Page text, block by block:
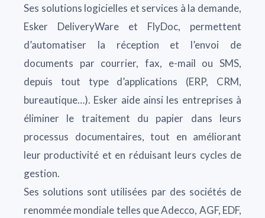
Ses solutions logicielles et services à la demande,
Esker DeliveryWare et FlyDoc, permettent
d’automatiser la réception et l’envoi de
documents par courrier, fax, e-mail ou SMS,
depuis tout type d’applications (ERP, CRM,
bureautique…). Esker aide ainsi les entreprises à
éliminer le traitement du papier dans leurs
processus documentaires, tout en améliorant
leur productivité et en réduisant leurs cycles de
gestion.
Ses solutions sont utilisées par des sociétés de
renommée mondiale telles que Adecco, AGF, EDF,